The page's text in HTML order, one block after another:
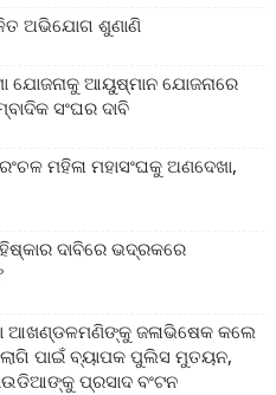
ଅଭିଯୋଗ ଶୁଣାଣି
ଯୋଜନାକୁ ଆୟୁଷ୍ମାନ ଯୋଜନାରେ
ସଂଘର ଦାବି
ମହିଳା ମହାସଂଘକୁ ଅଣଦେଖା,
ଦାବିରେ ଭଦ୍ରକରେ
ଆଖଣ୍ଡଳମଣିଙ୍କୁ ଜଳାଭିଷେକ କଲେ
ପାଇଁ ବ୍ୟାପକ ପୁଲିସ ମୁତୟନ,
ପ୍ରସାଦ ବଂଟନ